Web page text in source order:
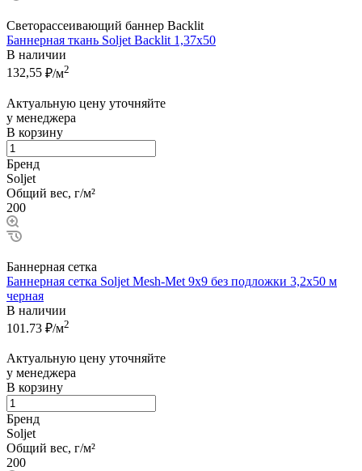
Светорассеивающий баннер Backlit
Баннерная ткань Soljet Backlit 1,37x50
В наличии
132,55 ₽/м2
Актуальную цену уточняйте
у менеджера
В корзину
Бренд
Soljet
Общий вес, г/м²
200
Баннерная сетка
Баннерная сетка Soljet Mesh-Met 9х9 без подложки 3,2x50 м
черная
В наличии
101.73 ₽/м2
Актуальную цену уточняйте
у менеджера
В корзину
Бренд
Soljet
Общий вес, г/м²
200